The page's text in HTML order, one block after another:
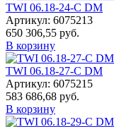
TWI 06.18-24-C DM
Артикул: 6075213
650 306,55 руб.
В корзину
TWI 06.18-27-C DM
Артикул: 6075215
583 686,68 руб.
В корзину